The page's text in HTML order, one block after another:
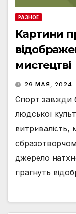
РАЗНОЕ
Картини
мистецтві
29 МАЯ, 2024
Спорт завжди
людської
витривалість,
джерело
прагнуть